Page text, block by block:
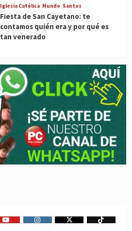
Iglesia Católica Mundo Santos
Fiesta de San Cayetano: te
contamos quién era y por qué es
tan venerado